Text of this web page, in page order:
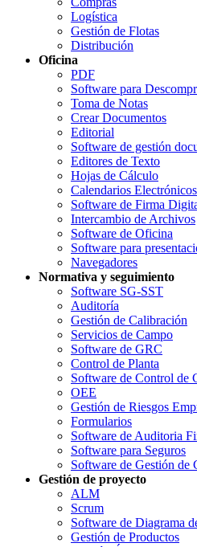
Logística
Gestión de Flotas
Distribución
Oficina
PDF
Software para
Toma de Notas
Crear Documentos
Editorial
Software de gestión
Editores de Texto
Hojas de Cálculo
Calendarios Electrónicos
Software de Firma
Intercambio de Archivos
Software de Oficina
Software para
Navegadores
Normativa y seguimiento
Software SG-SST
Auditoría
Gestión de Calibración
Servicios de Campo
Software de GRC
Control de Planta
Software de Control de
OEE
Gestión de Riesgos
Formularios
Software de Auditoria
Software para Seguros
Software de Gestión de
Gestión de proyecto
ALM
Scrum
Software de Diagrama
Gestión de Productos